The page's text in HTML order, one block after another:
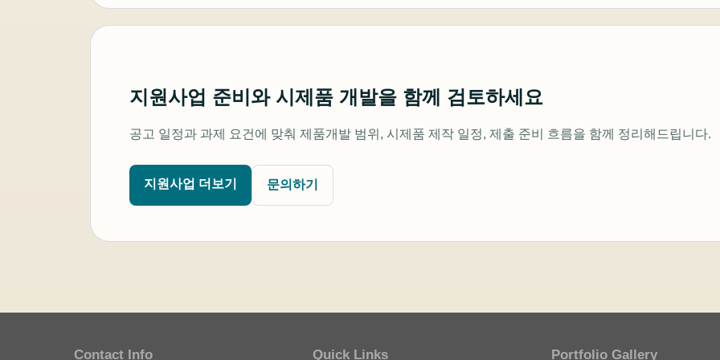
지원사업 준비와 시제품 개발을 함께 검토하세요
공고 일정과 과제 요건에 맞춰 제품개발 범위, 시제품 제작 일정, 제출 준비 흐름을 함께 정리해드립니다.
지원사업 더보기 문의하기
Contact Info Quick Links Portfolio Gallery